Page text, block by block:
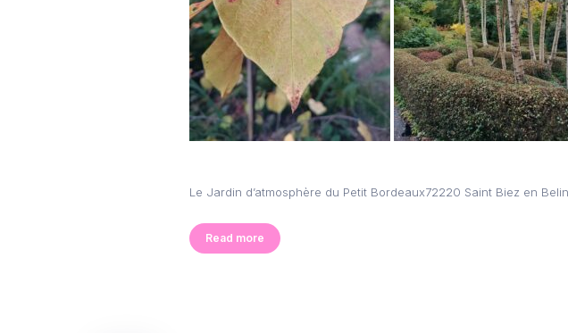
Le Jardin d’atmosphère du Petit Bordeaux72220 Saint Biez en Belin
Read more